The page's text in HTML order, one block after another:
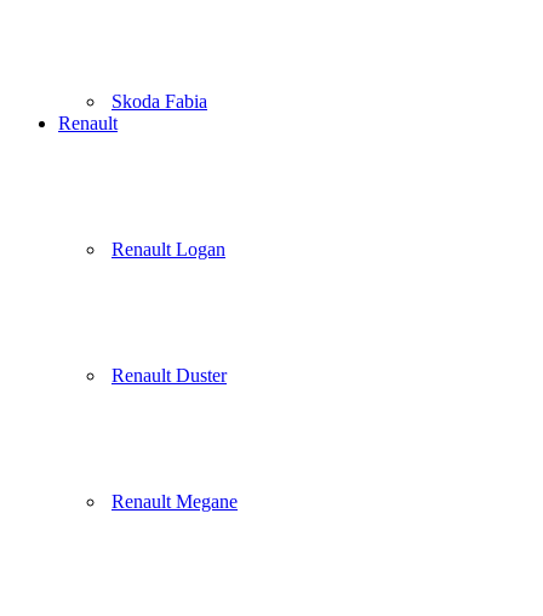
Skoda Fabia
Renault
Renault Logan
Renault Duster
Renault Megane